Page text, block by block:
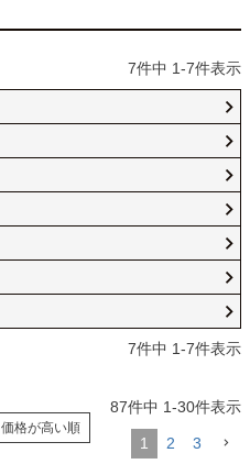
7件中 1-7件表示
7件中 1-7件表示
価格が高い順
87件中 1-30件表示
1 2 3